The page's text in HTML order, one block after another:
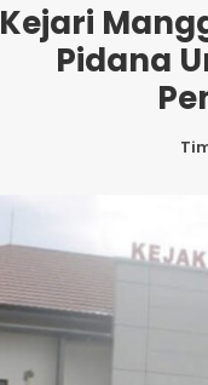
Kejari
Pidana